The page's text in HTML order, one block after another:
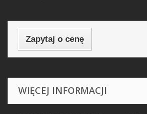
Zapytaj o cenę
WIĘCEJ INFORMACJI